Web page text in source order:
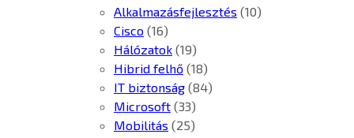
Alkalmazásfejlesztés (10)
Cisco (16)
Hálózatok (19)
Hibrid felhő (18)
IT biztonság (84)
Microsoft (33)
Mobilitás (25)